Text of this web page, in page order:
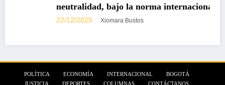
neutralidad, bajo la norma internacional ISO
22/12/2025 Xiomara Bustos
POLÍTICA ECONOMÍA INTERNACIONAL
BOGOTÁ
JUSTICIA
DEPORTES COLUMNAS CONTÁCTANOS